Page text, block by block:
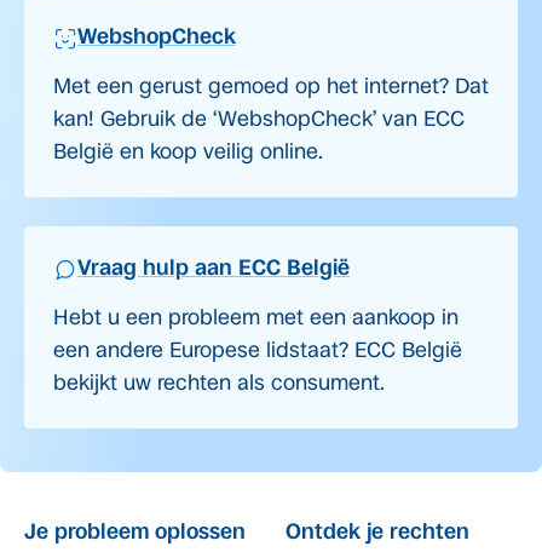
WebshopCheck
Met een gerust gemoed op het internet? Dat
kan! Gebruik de ‘WebshopCheck’ van ECC
België en koop veilig online.
Vraag hulp aan ECC België
Hebt u een probleem met een aankoop in
een andere Europese lidstaat? ECC België
bekijkt uw rechten als consument.
Je probleem oplossen Ontdek je rechten